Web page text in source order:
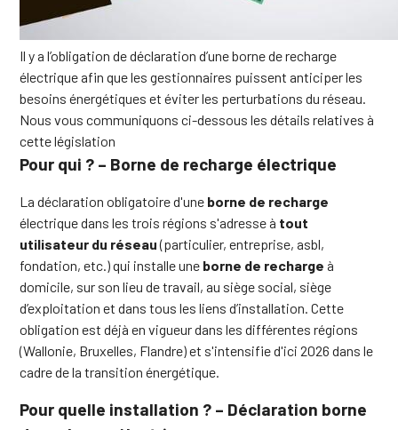
Il y a l’obligation de déclaration d’une borne de recharge
électrique afin que les gestionnaires puissent anticiper les
besoins énergétiques et éviter les perturbations du réseau.
Nous vous communiquons ci-dessous les détails relatives à
cette législation
Pour qui ? – Borne de recharge électrique
La déclaration obligatoire d'une borne de recharge
électrique dans les trois régions s'adresse à tout
utilisateur du réseau(particulier, entreprise, asbl,
fondation, etc.) qui installe une borne de recharge à
domicile, sur son lieu de travail, au siège social, siège
d’exploitation et dans tous les liens d’installation. Cette
obligation est déjà en vigueur dans les différentes régions
(Wallonie, Bruxelles, Flandre) et s'intensifie d'ici 2026 dans le
cadre de la transition énergétique.
Pour quelle installation ? – Déclaration borne